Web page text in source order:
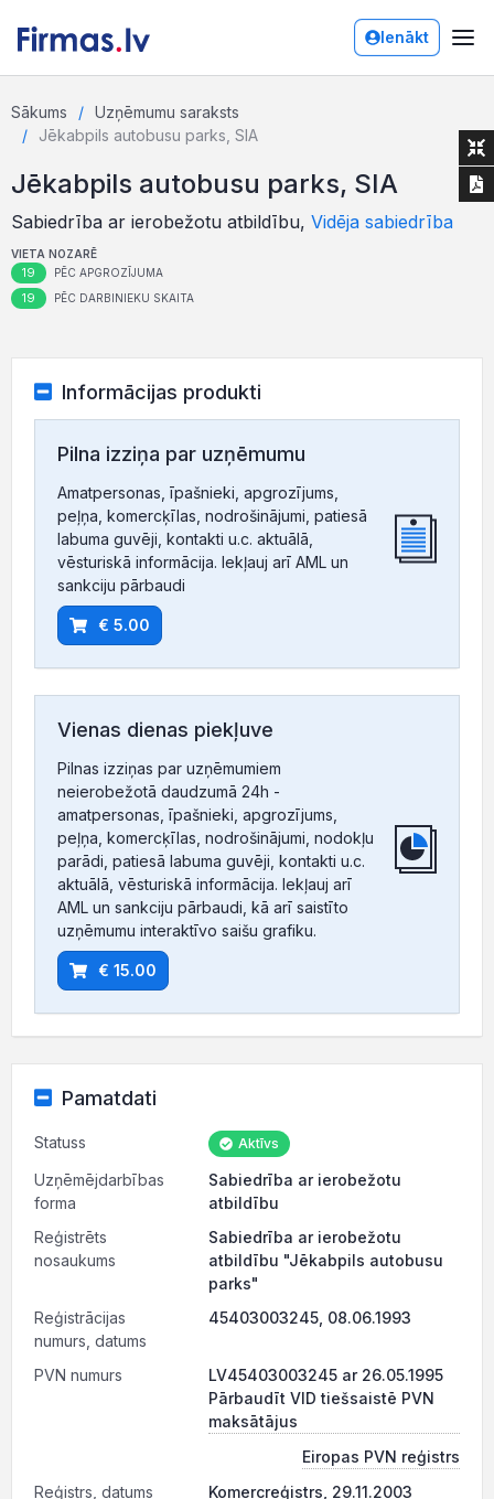
Ienākt
Sākums
Uzņēmumu saraksts
Jēkabpils autobusu parks, SIA
Jēkabpils autobusu parks, SIA
Sabiedrība ar ierobežotu atbildību, Vidēja sabiedrība
VIETA NOZARĒ
19 PĒC APGROZĪJUMA
19 PĒC DARBINIEKU SKAITA
Informācijas produkti
Pilna izziņa par uzņēmumu
Amatpersonas, īpašnieki, apgrozījums,
peļņa, komercķīlas, nodrošinājumi, patiesā
labuma guvēji, kontakti u.c. aktuālā,
vēsturiskā informācija. Iekļauj arī AML un
sankciju pārbaudi
€ 5.00
Vienas dienas piekļuve
Pilnas izziņas par uzņēmumiem
neierobežotā daudzumā 24h -
amatpersonas, īpašnieki, apgrozījums,
peļņa, komercķīlas, nodrošinājumi, nodokļu
parādi, patiesā labuma guvēji, kontakti u.c.
aktuālā, vēsturiskā informācija. Iekļauj arī
AML un sankciju pārbaudi, kā arī saistīto
uzņēmumu interaktīvo saišu grafiku.
€ 15.00
Pamatdati
Statuss Aktīvs
Uzņēmējdarbības
forma
Sabiedrība ar ierobežotu
atbildību
Reģistrēts
nosaukums
Sabiedrība ar ierobežotu
atbildību "Jēkabpils autobusu
parks"
Reģistrācijas
numurs, datums
45403003245, 08.06.1993
PVN numurs
LV45403003245 ar 26.05.1995
Pārbaudīt VID tiešsaistē PVN
maksātājus
Eiropas PVN reģistrs
Reģistrs, datums
Komercreģistrs, 29.11.2003